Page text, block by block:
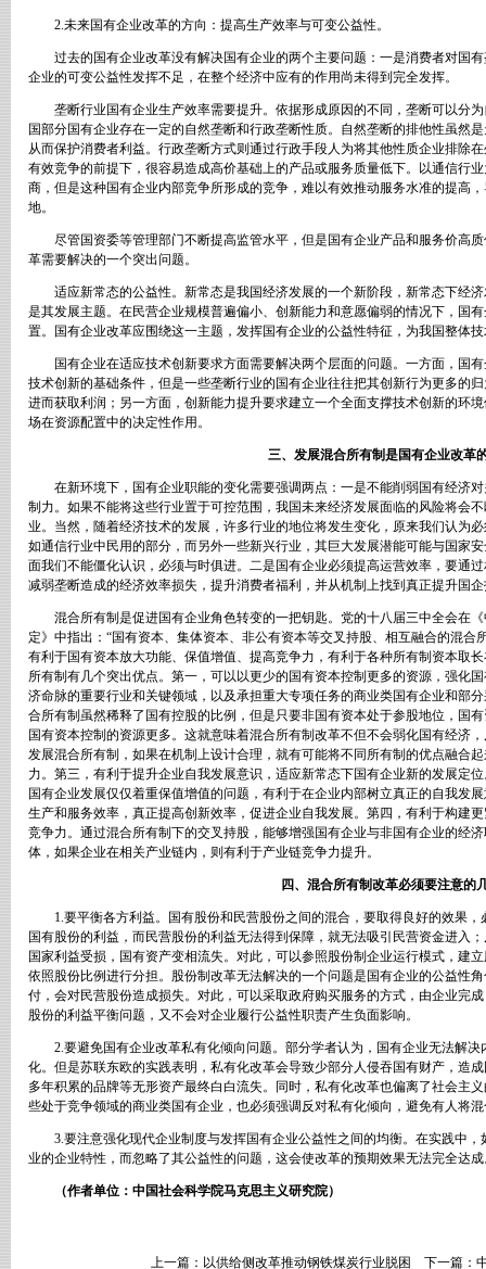
2.未来国有企业改革的方向：提高生产效率与可变公益性。
过去的国有企业改革没有解决国有企业的两个主要问题：一是消费者对国有
企业的可变公益性发挥不足，在整个经济中应有的作用尚未得到完全发挥。
垄断行业国有企业生产效率需要提升。依据形成原因的不同，垄断可以分为
国部分国有企业存在一定的自然垄断和行政垄断性质。自然垄断的排他性虽然
从而保护消费者利益。行政垄断方式则通过行政手段人为将其他性质企业排除
有效竞争的前提下，很容易造成高价基础上的产品或服务质量低下。以通信行
商，但是这种国有企业内部竞争所形成的竞争，难以有效推动服务水准的提高
地。
尽管国资委等管理部门不断提高监管水平，但是国有企业产品和服务价高质
革需要解决的一个突出问题。
适应新常态的公益性。新常态是我国经济发展的一个新阶段，新常态下经济
是其发展主题。在民营企业规模普遍偏小、创新能力和意愿偏弱的情况下，国
置。国有企业改革应围绕这一主题，发挥国有企业的公益性特征，为我国整体
国有企业在适应技术创新要求方面需要解决两个层面的问题。一方面，国有
技术创新的基础条件，但是一些垄断行业的国有企业往往把其创新行为更多的
进而获取利润；另一方面，创新能力提升要求建立一个全面支撑技术创新的环
场在资源配置中的决定性作用。
三、发展混合所有制是国有企业改革
在新环境下，国有企业职能的变化需要强调两点：一是不能削弱国有经济对
制力。如果不能将这些行业置于可控范围，我国未来经济发展面临的风险将会
业。当然，随着经济技术的发展，许多行业的地位将发生变化，原来我们认为
如通信行业中民用的部分，而另外一些新兴行业，其巨大发展潜能可能与国家
面我们不能僵化认识，必须与时俱进。二是国有企业必须提高运营效率，要通
减弱垄断造成的经济效率损失，提升消费者福利，并从机制上找到真正提升国
混合所有制是促进国有企业角色转变的一把钥匙。党的十八届三中全会在《
定》中指出：“国有资本、集体资本、非公有资本等交叉持股、相互融合的混
有利于国有资本放大功能、保值增值、提高竞争力，有利于各种所有制资本取
所有制有几个突出优点。第一，可以以更少的国有资本控制更多的资源，强化
济命脉的重要行业和关键领域，以及承担重大专项任务的商业类国有企业和部
合所有制虽然稀释了国有控股的比例，但是只要非国有资本处于参股地位，国
国有资本控制的资源更多。这就意味着混合所有制改革不但不会弱化国有经济
发展混合所有制，如果在机制上设计合理，就有可能将不同所有制的优点融合
力。第三，有利于提升企业自我发展意识，适应新常态下国有企业新的发展定
国有企业发展仅仅着重保值增值的问题，有利于在企业内部树立真正的自我发
生产和服务效率，真正提高创新效率，促进企业自我发展。第四，有利于构建
竞争力。通过混合所有制下的交叉持股，能够增强国有企业与非国有企业的经
体，如果企业在相关产业链内，则有利于产业链竞争力提升。
四、混合所有制改革必须要注意的
1.要平衡各方利益。国有股份和民营股份之间的混合，要取得良好的效果
国有股份的利益，而民营股份的利益无法得到保障，就无法吸引民营资金进入
国家利益受损，国有资产变相流失。对此，可以参照股份制企业运行模式，建
依照股份比例进行分担。股份制改革无法解决的一个问题是国有企业的公益性
付，会对民营股份造成损失。对此，可以采取政府购买服务的方式，由企业完
股份的利益平衡问题，又不会对企业履行公益性职责产生负面影响。
2.要避免国有企业改革私有化倾向问题。部分学者认为，国有企业无法解
化。但是苏联东欧的实践表明，私有化改革会导致少部分人侵吞国有财产，造
多年积累的品牌等无形资产最终白白流失。同时，私有化改革也偏离了社会主
些处于竞争领域的商业类国有企业，也必须强调反对私有化倾向，避免有人将
3.要注意强化现代企业制度与发挥国有企业公益性之间的均衡。在实践中
业的企业特性，而忽略了其公益性的问题，这会使改革的预期效果无法完全达
（作者单位：中国社会科学院马克思主义研究院）
上一篇： 以供给侧改革推动钢铁煤炭行业脱困 下一篇：